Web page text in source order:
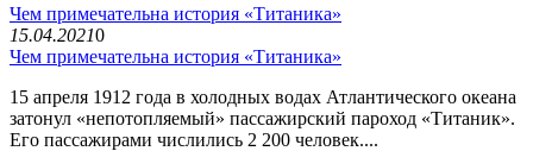
Чем примечательна история «Титаника»
15.04.20210
Чем примечательна история «Титаника»
15 апреля 1912 года в холодных водах Атлантического океана
затонул «непотопляемый» пассажирский пароход «Титаник».
Его пассажирами числились 2 200 человек....